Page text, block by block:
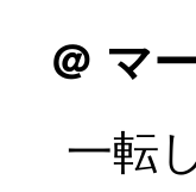
＠ マ
一転